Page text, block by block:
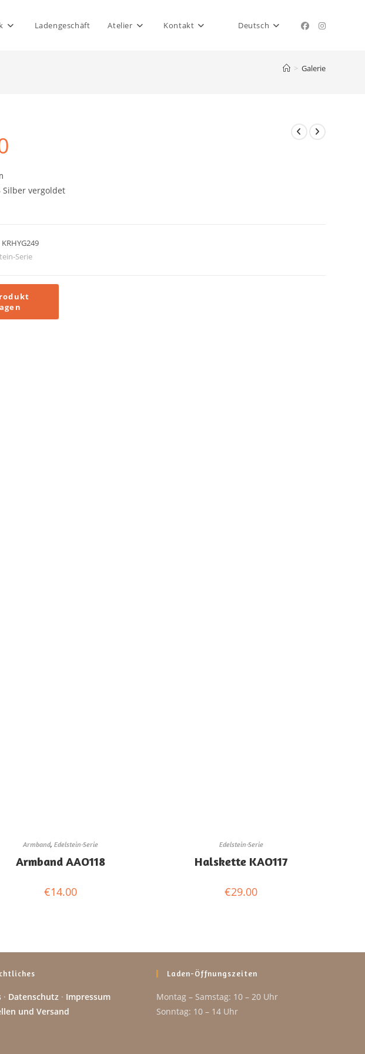
Ladengeschäft Atelier Kontakt Deutsch
> Galerie
Silber vergoldet
KRHYG249
Serie
Armband, Edelstein-Serie
Armband AAO118
€14.00
Edelstein-Serie
Halskette KAO117
€29.00
· Datenschutz· Impressum
und Versand
Laden-Öffnungszeiten
Montag – Samstag: 10 – 20 Uhr
Sonntag: 10 – 14 Uhr